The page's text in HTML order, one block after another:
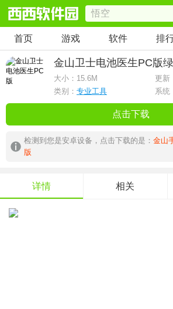
首页 游戏 软件 排
金山卫士电池医生PC版
大小： 15.6M
更新
类别： 专业工具 系统
点击下载
检测到您是安卓设备，点击下载的是： 金山
版
详情 相关